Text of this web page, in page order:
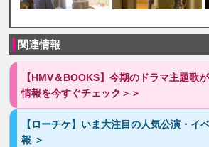
関連情報
【HMV＆BOOKS】今期のドラマ主題歌
情報を今すぐチェック＞＞
【ローチケ】いま大注目の人気公演・イ
報 ＞